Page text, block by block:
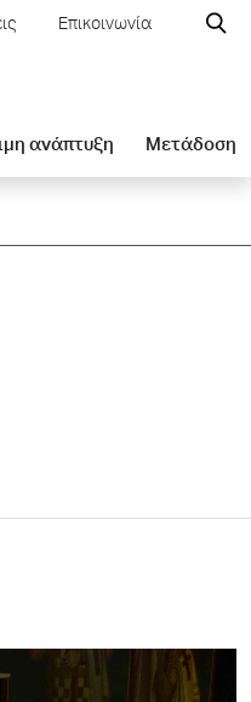
Επικοινωνία
ανάπτυξη Μετάδοση